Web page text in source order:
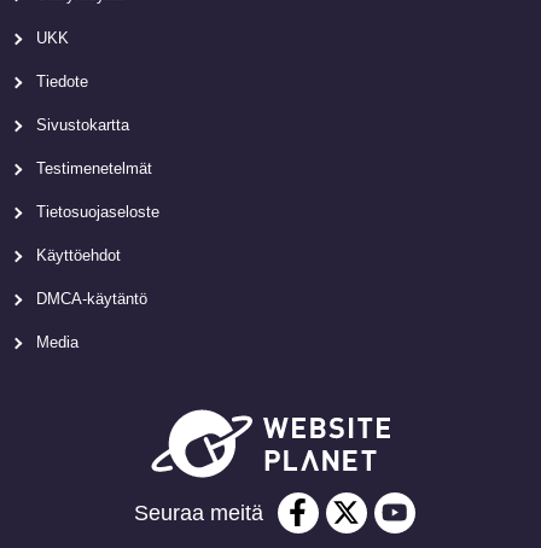
UKK
Tiedote
Sivustokartta
Testimenetelmät
Tietosuojaseloste
Käyttöehdot
DMCA-käytäntö
Media
Seuraa meitä